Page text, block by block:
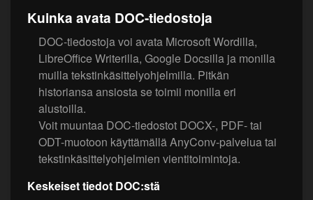
Kuinka avata DOC-tiedostoja
DOC-tiedostoja voi avata Microsoft Wordilla,
LibreOffice Writerilla, Google Docsilla ja monilla
muilla tekstinkäsittelyohjelmilla. Pitkän
historiansa ansiosta se toimii monilla eri
alustoilla.
Voit muuntaa DOC-tiedostot DOCX-, PDF- tai
ODT-muotoon käyttämällä AnyConv-palvelua tai
tekstinkäsittelyohjelmien vientitoimintoja.
Keskeiset tiedot DOC:stä